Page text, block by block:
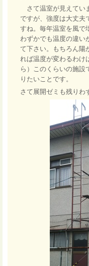
さて温室が見えてい
ですが、強度は大丈夫
すね。毎年温室を風で
わずかでも温度の違い
て下さい。もちろん陽
れば温度が変わるわけ
ら）このくらいの施設
りたいことです。
さて展開ゼミも残りわ